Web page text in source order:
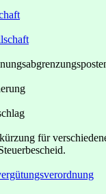
für